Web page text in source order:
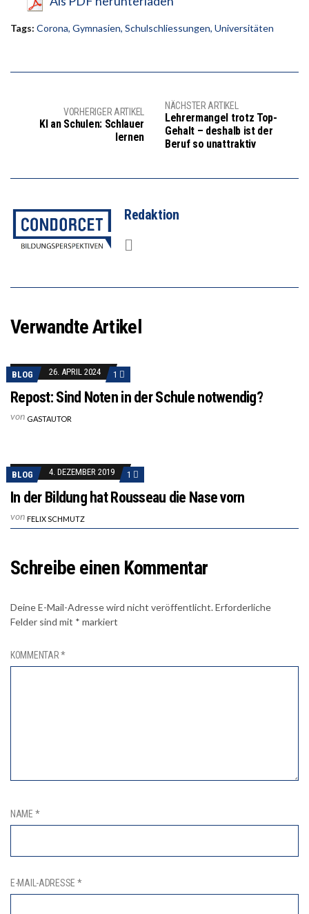
Tags: Corona, Gymnasien, Schulschliessungen, Universitäten
VORHERIGER ARTIKEL
KI an Schulen: Schlauer
lernen
NÄCHSTER ARTIKEL
Lehrermangel trotz Top-
Gehalt – deshalb ist der
Beruf so unattraktiv
Redaktion
Verwandte Artikel
BLOG 26. APRIL 2024 1
Repost: Sind Noten in der Schule notwendig?
von GASTAUTOR
BLOG 4. DEZEMBER 2019 1
In der Bildung hat Rousseau die Nase vorn
von FELIX SCHMUTZ
Schreibe einen Kommentar
Deine E-Mail-Adresse wird nicht veröffentlicht.Erforderliche
Felder sind mit * markiert
KOMMENTAR*
NAME *
E-MAIL-ADRESSE *